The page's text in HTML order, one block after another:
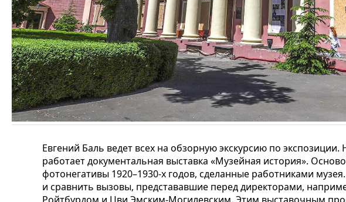
Евгений Баль ведет всех на обзорную экскурсию по
работает документальная выставка «Музейная история».
фотонегативы 1920–1930-х годов, сделанные работниками
и сравнить вызовы, представавшие перед директорами,